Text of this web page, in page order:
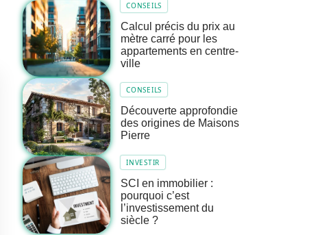
CONSEILS
Calcul précis du prix au
mètre carré pour les
appartements en centre-
ville
CONSEILS
Découverte approfondie
des origines de Maisons
Pierre
INVESTIR
SCI en immobilier :
pourquoi c’est
l’investissement du
siècle ?